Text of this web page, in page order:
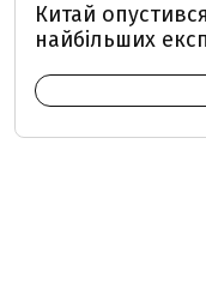
Китай
найбільших